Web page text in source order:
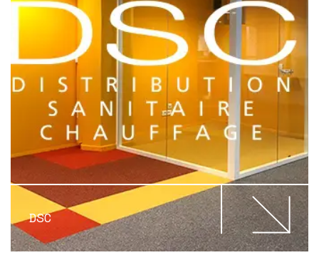
DSC